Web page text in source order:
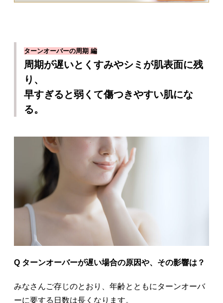
ターンオーバーの周期 編
周期が遅いとくすみやシミが肌表面に残
り、
早すぎると弱くて傷つきやすい肌にな
る。
Q ターンオーバーが遅い場合の原因や、その影響は？
みなさんご存じのとおり、年齢とともにターンオーバ
ーに要する日数は長くなります。